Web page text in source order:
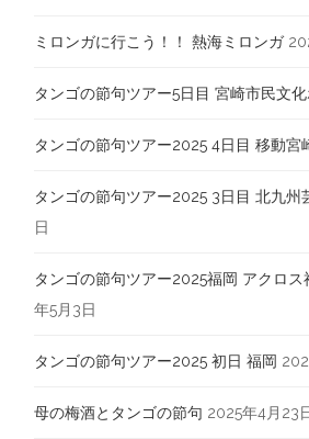
ミロンガに行こう！！ 熱海ミロンガ
タンゴの節句ツアー5日目 宮崎市民文
タンゴの節句ツアー2025 4日目 移動宮
タンゴの節句ツアー2025 3日目 北九州
日
タンゴの節句ツアー2025福岡 アクロス
年5月3日
タンゴの節句ツアー2025 初日 福岡
母の梅酒とタンゴの節句 2025年4月23